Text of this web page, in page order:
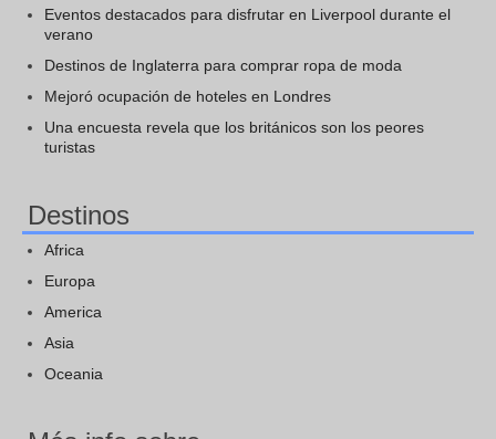
Eventos destacados para disfrutar en Liverpool durante el
verano
Destinos de Inglaterra para comprar ropa de moda
Mejoró ocupación de hoteles en Londres
Una encuesta revela que los británicos son los peores
turistas
Destinos
Africa
Europa
America
Asia
Oceania